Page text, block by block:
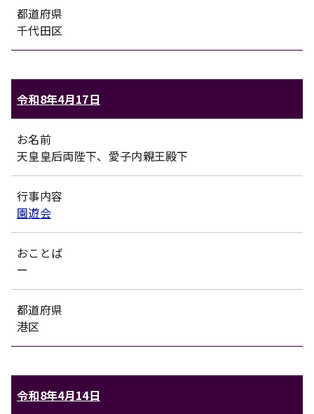
都道府県
千代田区
令和8年4月17日
お名前
天皇皇后両陛下、愛子内親王殿下
行事内容
園遊会
おことば
ー
都道府県
港区
令和8年4月14日